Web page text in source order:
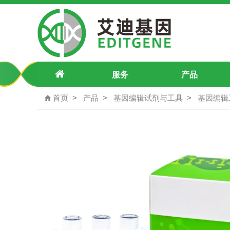
AZIN1-Q116R-pegRNA-1
服务 产品
首页 产品 基因编辑试剂与工具 基因编